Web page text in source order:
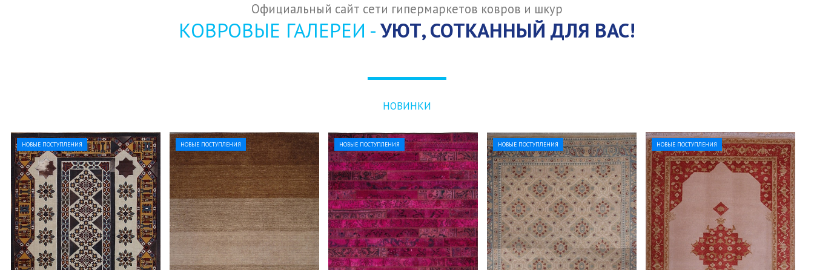
Официальный сайт сети гипермаркетов ковров и шкур
КОВРОВЫЕ ГАЛЕРЕИ -УЮТ, СОТКАННЫЙ ДЛЯ ВАС!
НОВИНКИ
НОВЫЕ ПОСТУПЛЕНИЯ НОВЫЕ ПОСТУПЛЕНИЯ НОВЫЕ ПОСТУПЛЕНИЯ НОВЫЕ ПОСТУПЛЕНИЯ НОВЫЕ ПОСТУПЛЕНИЯ